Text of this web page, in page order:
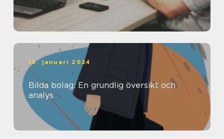
15. januari 2024
Bilda bolag: En grundlig översikt och
analys